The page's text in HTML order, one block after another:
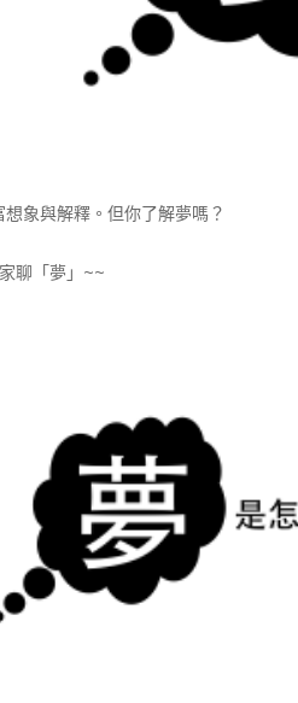
象與解釋。但你了解夢嗎？
聊「夢」~~